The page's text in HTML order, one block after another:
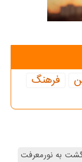
فرهنگ
به نورمعرفت